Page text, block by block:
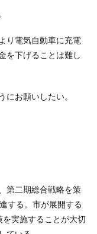
り電気自動車に充電
を下げることは難し
お願いしたい。
第二期総合戦略を策
する。市が展開する
実施することが大切